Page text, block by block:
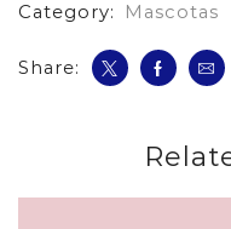
Category:
Mascotas
Share: